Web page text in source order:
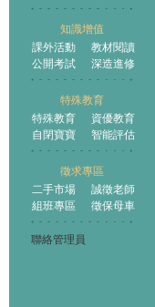
知識增值
課外活動
教材閱讀
公開考試
深造進修
特殊教育
特殊教育
資優教育
自閉寶寶
智能評估
徵求專區
二手市場
誠徵老師
組班專區
徵保母車
聯絡管理員